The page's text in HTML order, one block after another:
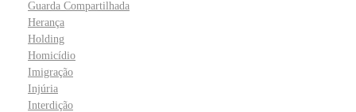
Guarda Compartilhada
Herança
Holding
Homicídio
Imigração
Injúria
Interdição